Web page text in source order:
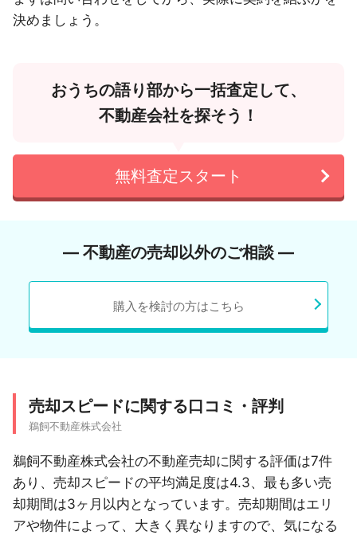
決めましょう。
おうちの語り部から一括査定して、
不動産会社を探そう！
無料査定スタート
― 不動産の売却以外のご相談 ―
購入を検討の方はこちら
売却スピードに関する口コミ・評判
鵜飼不動産株式会社
鵜飼不動産株式会社の不動産売却に関する評価は7件
あり、売却スピードの平均満足度は4.3、最も多い売
却期間は3ヶ月以内となっています。売却期間はエリ
アや物件によって、大きく異なりますので、気になる